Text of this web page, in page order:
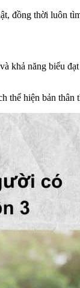
đồng thời luôn
khả năng biểu
hiện bản thân